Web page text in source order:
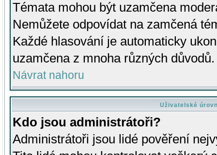
Témata mohou být uzamčena
Nemůžete odpovídat na zamčená
Každé hlasování je automaticky
uzamčena z mnoha různých důvodů.
Návrat nahoru
Uživatelské
Kdo jsou administrátoři?
Administrátoři jsou lidé pověření